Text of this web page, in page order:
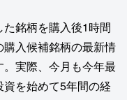
銘柄を購入後1時間
入候補銘柄の最新情
実際、今月も今年最
を始めて5年間の経